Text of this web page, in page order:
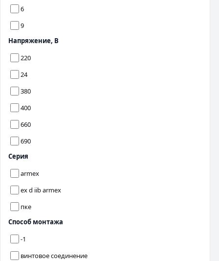
6
9
Напряжение, В
220
24
380
400
660
690
Серия
armex
ex d iib armex
пке
Способ монтажа
-1
винтовое соединение